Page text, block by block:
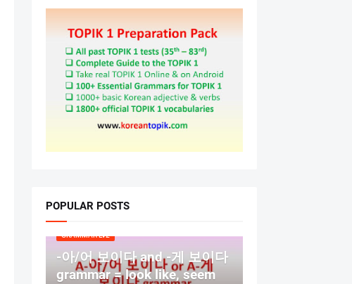
POPULAR POSTS
GRAMMAR LV2
-아/어 보이다 and -게 보이다
grammar = look like, seem